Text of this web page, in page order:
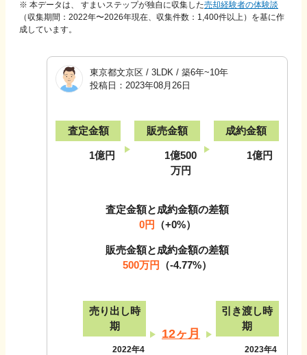
※ 本データは、 すまいステップが独自に収集した売却経験者の体験談
（収集期間：2022年〜2026年現在、収集件数： 1,400件以上）を基に作
成しています。
東京都文京区 / 3LDK / 築6年~10年
投稿日： 2023年08月26日
査定金額
1億円
販売金額
1億500
万円
成約金額
1億円
査定金額と成約金額の差額
0円 （+0%）
販売金額と成約金額の差額
500万円
（-4.77%）
売り出し時
期
2022年4
12ヶ月
引き渡し時
期
2023年4